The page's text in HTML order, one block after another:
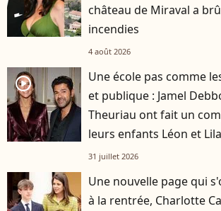
château de Miraval a
incendies
4 août 2026
player2
Une école pas comme
et publique : Jamel
Theuriau ont fait un
leurs enfants Léon et Lila
31 juillet 2026
Une nouvelle page qui
à la rentrée, Charlotte